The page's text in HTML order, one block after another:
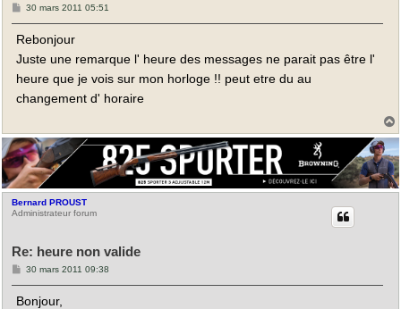
M
s
g
30 mars 2011 05:51
Rebonjour
Juste une remarque l' heure des messages ne parait pas être l'
heure que je vois sur mon horloge !! peut etre du au
changement d' horaire
t
Bernard PROUST
Administrateur forum
Re: heure non valide
M
s
30 mars 2011 09:38
Bonjour,